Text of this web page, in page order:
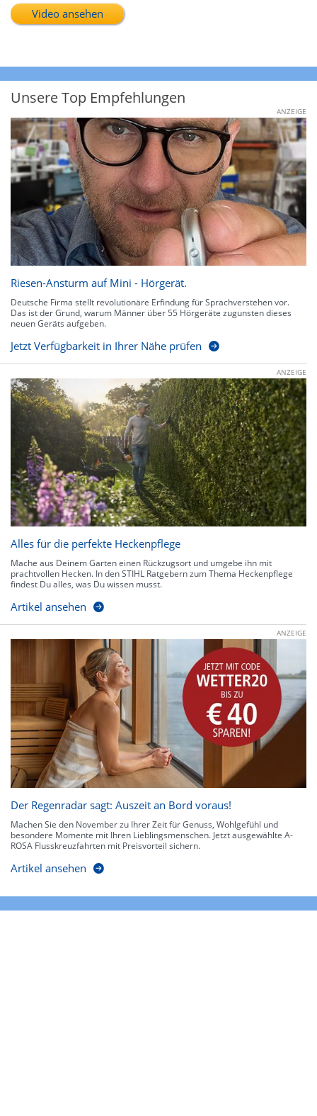
Video ansehen
Unsere Top Empfehlungen
ANZEIGE
Riesen-Ansturm auf Mini - Hörgerät.
Deutsche Firma stellt revolutionäre Erfindung für Sprachverstehen vor.
Das ist der Grund, warum Männer über 55 Hörgeräte zugunsten dieses
neuen Geräts aufgeben.
Jetzt Verfügbarkeit in Ihrer Nähe prüfen
ANZEIGE
Alles für die perfekte Heckenpflege
Mache aus Deinem Garten einen Rückzugsort und umgebe ihn mit
prachtvollen Hecken. In den STIHL Ratgebern zum Thema Heckenpflege
findest Du alles, was Du wissen musst.
Artikel ansehen
ANZEIGE
Der Regenradar sagt: Auszeit an Bord voraus!
Machen Sie den November zu Ihrer Zeit für Genuss, Wohlgefühl und
besondere Momente mit Ihren Lieblingsmenschen. Jetzt ausgewählte A-
ROSA Flusskreuzfahrten mit Preisvorteil sichern.
Artikel ansehen